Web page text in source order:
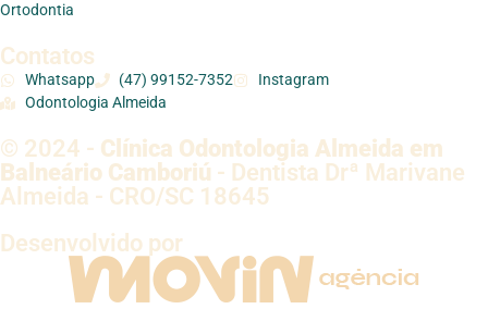
Ortodontia
Contatos
Whatsapp (47) 99152-7352
Instagram
Odontologia Almeida
© 2024 - Clínica Odontologia Almeida em
Balneário Camboriú - Dentista Drª Marivane
Almeida - CRO/SC 18645
Desenvolvido por